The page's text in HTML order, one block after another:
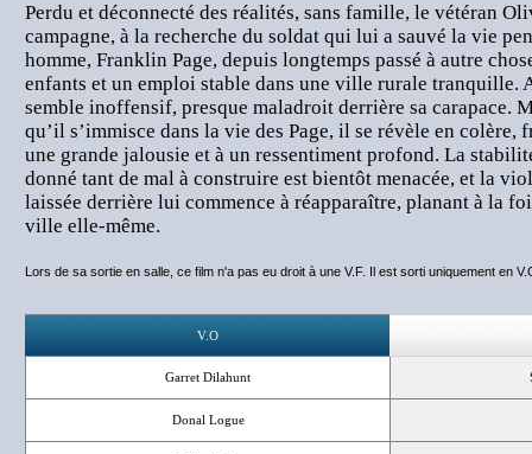
Perdu et déconnecté des réalités, sans famille, le vétéran
campagne, à la recherche du soldat qui lui a sauvé la vie
homme, Franklin Page, depuis longtemps passé à autre
enfants et un emploi stable dans une ville rurale tranquille.
semble inoffensif, presque maladroit derrière sa carapace.
qu’il s’immisce dans la vie des Page, il se révèle en
une grande jalousie et à un ressentiment profond. La
donné tant de mal à construire est bientôt menacée, et la
laissée derrière lui commence à réapparaître, planant à la
ville elle-même.
Lors de sa sortie en salle, ce film n'a pas eu droit à une V.F. Il est sorti uniquement en
V.O
Garret Dilahunt
Donal Logue